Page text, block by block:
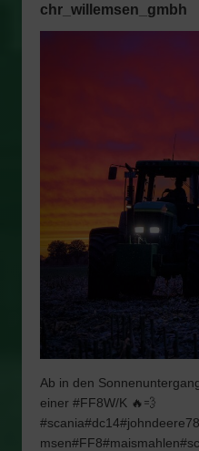
chr_willemsen_gmbh
Ab in den
einer #FF8W/K 🔥💨